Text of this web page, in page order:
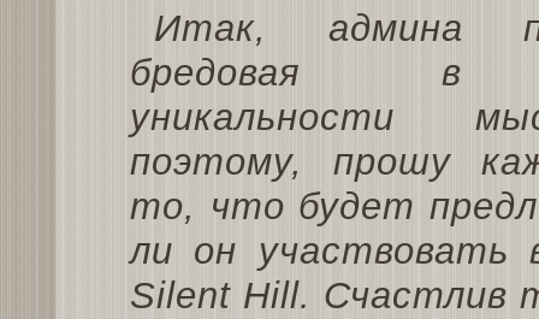
Итак, админа
бредовая в
уникальности
поэтому, прошу
то, что будет
ли он участвовать
Silent Hill.